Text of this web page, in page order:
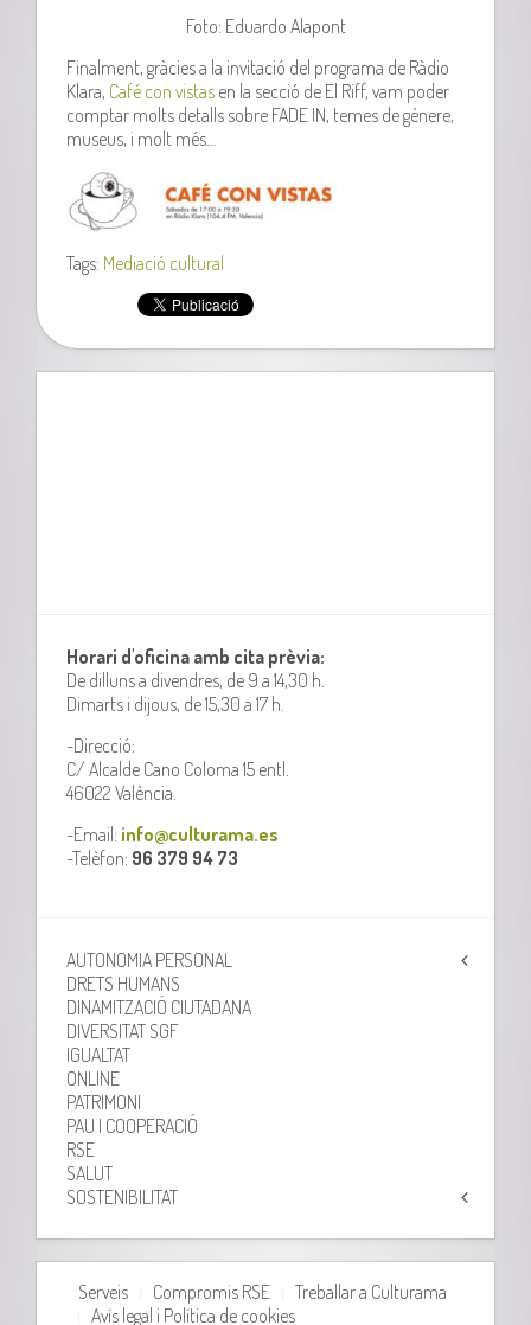
Foto: Eduardo Alapont
Finalment, gràcies a la invitació del programa de Ràdio
Klara, Café con vistas en la secció de El Riff, vam poder
comptar molts detalls sobre FADE IN, temes de gènere,
museus, i molt més…
Tags: Mediació cultural
Horari d'oficina amb cita prèvia:
De dilluns a divendres, de 9 a 14,30 h.
Dimarts i dijous, de 15,30 a 17 h.
-Direcció:
C/ Alcalde Cano Coloma 15 entl.
46022 València.
-Email: info@culturama.es
-Telèfon: 96 379 94 73
AUTONOMIA PERSONAL
DRETS HUMANS
DINAMITZACIÓ CIUTADANA
DIVERSITAT SGF
IGUALTAT
ONLINE
PATRIMONI
PAU I COOPERACIÓ
RSE
SALUT
SOSTENIBILITAT
Serveis Compromis RSE
Treballar a Culturama
Avís legal i Política de cookies